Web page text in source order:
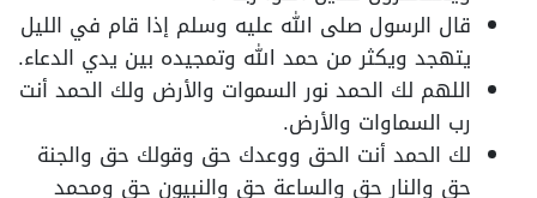
قال الرسول صلى الله عليه وسلم إذا قام في الليل
يتهجد ويكثر من حمد الله وتمجيده بين يدي الدعاء.
اللهم لك الحمد نور السموات والأرض ولك الحمد أنت
رب السماوات والأرض.
لك الحمد أنت الحق ووعدك حق وقولك حق والجنة
حق والنار حق والساعة حق والنبيون حق ومحمد